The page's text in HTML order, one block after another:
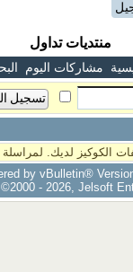
منتديات تداول
مشاركات اليوم
الكوكيز لديك. لمراسلة
by vBulletin®
- 2026, Jelsoft